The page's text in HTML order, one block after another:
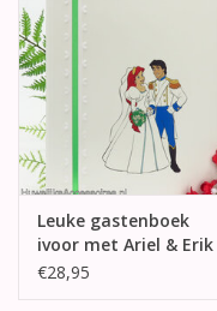
Leuke gastenboek
ivoor met Ariel & Erik
€28,95